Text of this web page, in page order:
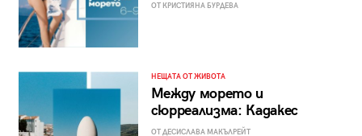
ОТ КРИСТИЯНА БУРДЕВА
НЕЩАТА ОТ ЖИВОТА
Между морето и
сюрреализма: Кадакес
ОТ ДЕСИСЛАВА МАКЪЛРЕЙТ